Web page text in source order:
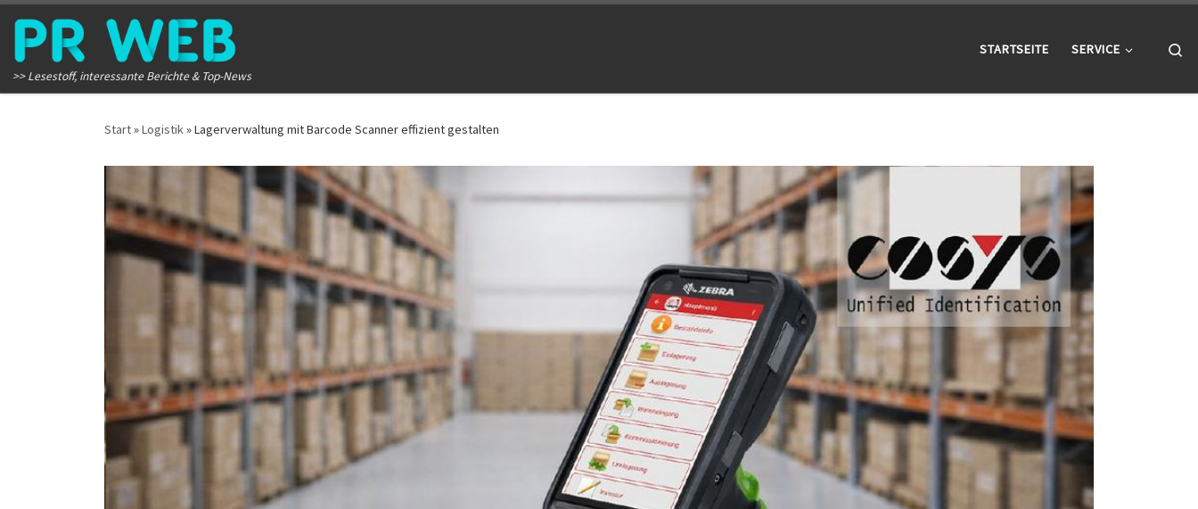
Zum Inhalt springen
>> Lesestoff, interessante Berichte & Top-News
STARTSEITE SERVICE
Start»Logistik»Lagerverwaltung mit Barcode Scanner effizient gestalten